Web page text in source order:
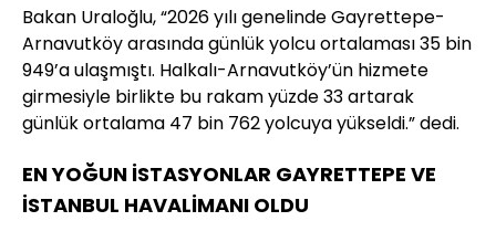
Bakan Uraloğlu, “2026 yılı genelinde Gayrettepe-
Arnavutköy arasında günlük yolcu ortalaması 35 bin
949’a ulaşmıştı. Halkalı-Arnavutköy’ün hizmete
girmesiyle birlikte bu rakam yüzde 33 artarak
günlük ortalama 47 bin 762 yolcuya yükseldi.” dedi.
EN YOĞUN İSTASYONLAR GAYRETTEPE VE
İSTANBUL HAVALİMANI OLDU